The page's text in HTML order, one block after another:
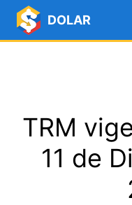
DOLAR
TRM
11 de